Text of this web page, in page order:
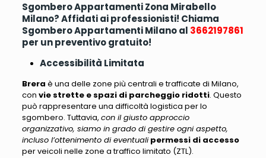
Sgombero Appartamenti Zona Mirabello
Milano? Affidati ai professionisti! Chiama
Sgombero Appartamenti Milano al 3662197861
per un preventivo gratuito!
Accessibilità Limitata
Brera è una delle zone più centrali e trafficate di Milano,
con vie strette e spazi di parcheggio ridotti. Questo
può rappresentare una difficoltà logistica per lo
sgombero. Tuttavia, con il giusto approccio
organizzativo, siamo in grado di gestire ogni aspetto,
incluso l’ottenimento di eventuali permessi di accesso
per veicoli nelle zone a traffico limitato (ZTL).